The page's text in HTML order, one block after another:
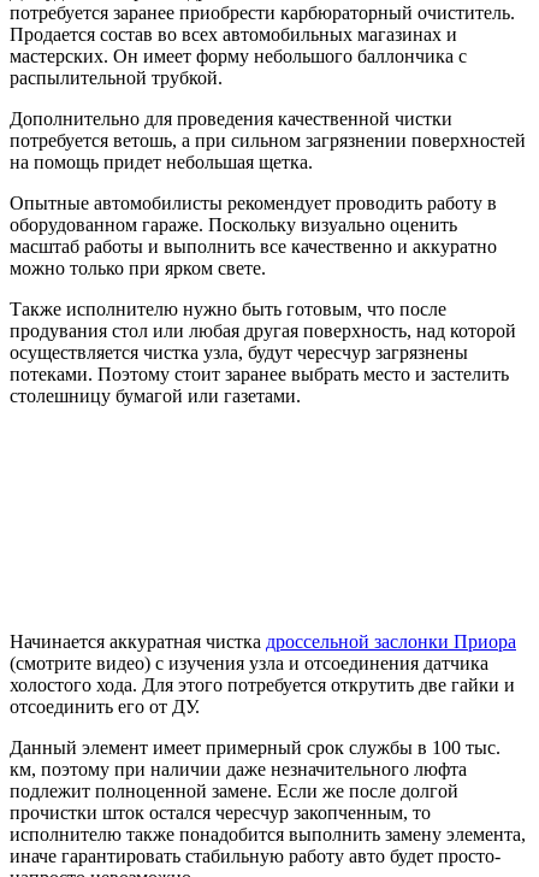
потребуется заранее приобрести карбюраторный очиститель.
Продается состав во всех автомобильных магазинах и
мастерских. Он имеет форму небольшого баллончика с
распылительной трубкой.
Дополнительно для проведения качественной чистки
потребуется ветошь, а при сильном загрязнении поверхностей
на помощь придет небольшая щетка.
Опытные автомобилисты рекомендует проводить работу в
оборудованном гараже. Поскольку визуально оценить
масштаб работы и выполнить все качественно и аккуратно
можно только при ярком свете.
Также исполнителю нужно быть готовым, что после
продувания стол или любая другая поверхность, над которой
осуществляется чистка узла, будут чересчур загрязнены
потеками. Поэтому стоит заранее выбрать место и застелить
столешницу бумагой или газетами.
Начинается аккуратная чистка дроссельной заслонки Приора
(смотрите видео) с изучения узла и отсоединения датчика
холостого хода. Для этого потребуется открутить две гайки и
отсоединить его от ДУ.
Данный элемент имеет примерный срок службы в 100 тыс.
км, поэтому при наличии даже незначительного люфта
подлежит полноценной замене. Если же после долгой
прочистки шток остался чересчур закопченным, то
исполнителю также понадобится выполнить замену элемента,
иначе гарантировать стабильную работу авто будет просто-